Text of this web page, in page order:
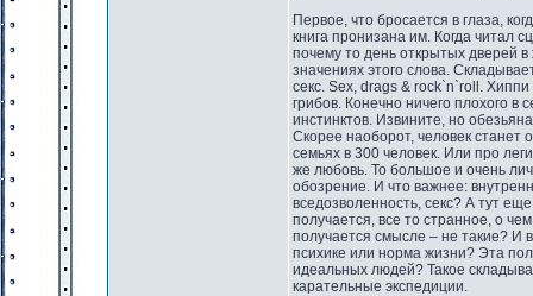
Первое, что бросается в глаза,
книга пронизана им. Когда читал
почему то день открытых дверей
значениях этого слова.
секс. Sex, drags & rock`n`roll.
грибов. Конечно ничего плохого в
инстинктов. Извините, но
Скорее наоборот, человек станет
семьях в 300 человек. Или про
же любовь. То большое и очень
обозрение. И что важнее:
вседозволенность, секс? А тут
получается, все то странное, о
получается смысле – не такие? И
психике или норма жизни? Эта
идеальных людей? Такое
карательные экспедиции.